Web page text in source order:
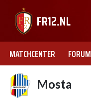
MATCHCENTER FORUM
Mosta